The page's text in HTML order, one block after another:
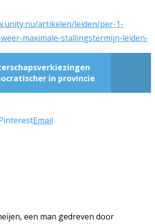
artikelen/leiden/per-1-
maximale-stallingstermijn-leiden-
in provincie
Email
een man gedreven door